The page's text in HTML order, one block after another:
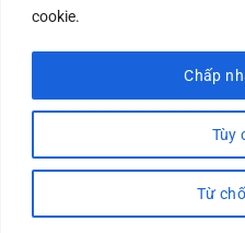
cookie.
Tùy
Từ
Chấp
Copyrights @2023 Nam